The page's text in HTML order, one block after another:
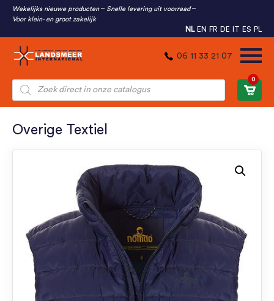
Wekelijks nieuwe producten
Snelle levering uit voorraad
Voor klein- en groot zakelijk
NL EN FR DE IT ES PL
06 11 33 21 07
Producten
zoeken
0
Overige Textiel